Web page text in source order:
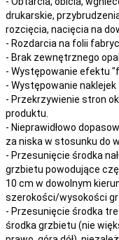
drukarskie,
rozcięcia, nacięcia na
- Rozdarcia na folii
- Brak zewnętrznego
- Występowanie efektu
- Występowanie naklejek
- Przekrzywienie stron
produktu.
- Nieprawidłowo
za niska w stosunku do
- Przesunięcie środka
grzbietu powodujące
10 cm w dowolnym
szerokości/wysokości
- Przesunięcie środka
środka grzbietu (nie